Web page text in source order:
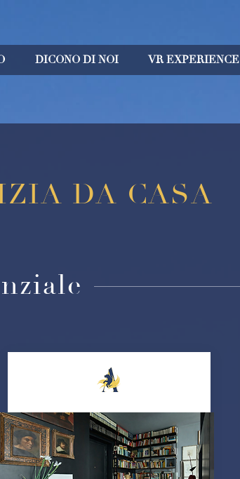
DICONO DI NOI VR EXPERIENCE
DA CASA